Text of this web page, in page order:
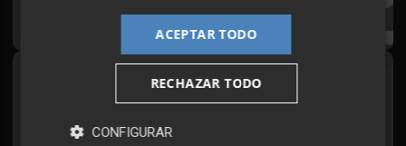
¡Quiero suscribirme!
Síguenos en redes
ACEPTAR TODO
RECHAZAR TODO
CONFIGURAR